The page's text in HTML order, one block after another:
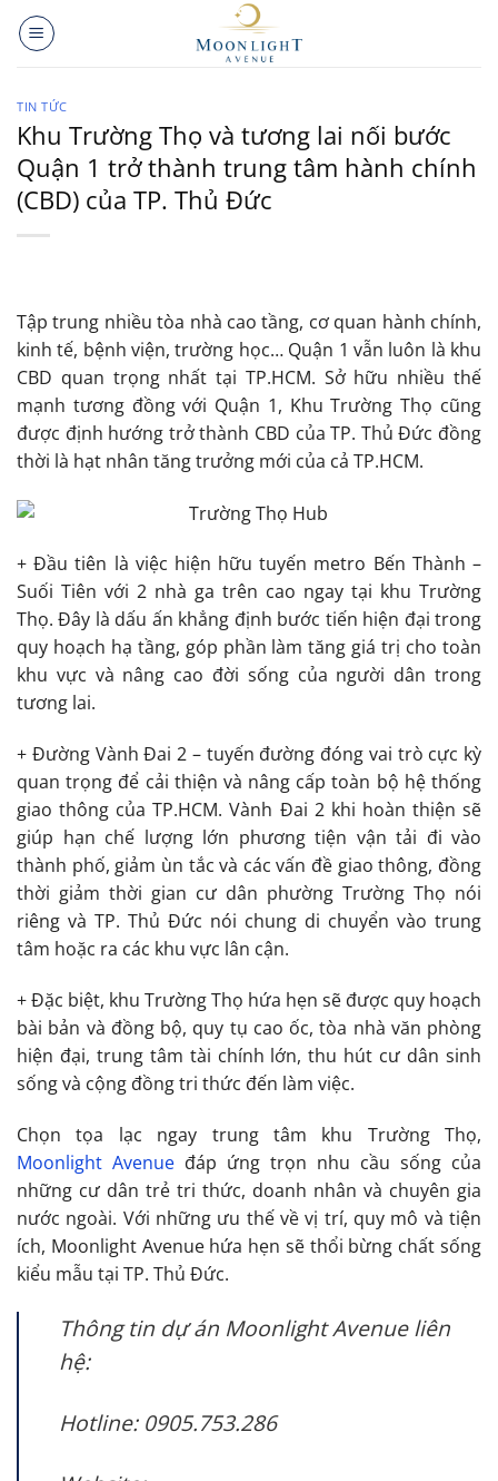
qua
TIN TỨC
Khu Trường Thọ và tương lai nối bước
Quận 1 trở thành trung tâm hành chính
(CBD) của TP. Thủ Đức
Tập trung nhiều tòa nhà cao tầng, cơ quan hành chính,
kinh tế, bệnh viện, trường học… Quận 1 vẫn luôn là khu
CBD quan trọng nhất tại TP.HCM. Sở hữu nhiều thế
mạnh tương đồng với Quận 1, Khu Trường Thọ cũng
được định hướng trở thành CBD của TP. Thủ Đức đồng
thời là hạt nhân tăng trưởng mới của cả TP.HCM.
+ Đầu tiên là việc hiện hữu tuyến metro Bến Thành –
Suối Tiên với 2 nhà ga trên cao ngay tại khu Trường
Thọ. Đây là dấu ấn khẳng định bước tiến hiện đại trong
quy hoạch hạ tầng, góp phần làm tăng giá trị cho toàn
khu vực và nâng cao đời sống của người dân trong
tương lai.
+ Đường Vành Đai 2 – tuyến đường đóng vai trò cực kỳ
quan trọng để cải thiện và nâng cấp toàn bộ hệ thống
giao thông của TP.HCM. Vành Đai 2 khi hoàn thiện sẽ
giúp hạn chế lượng lớn phương tiện vận tải đi vào
thành phố, giảm ùn tắc và các vấn đề giao thông, đồng
thời giảm thời gian cư dân phường Trường Thọ nói
riêng và TP. Thủ Đức nói chung di chuyển vào trung
tâm hoặc ra các khu vực lân cận.
+ Đặc biệt, khu Trường Thọ hứa hẹn sẽ được quy hoạch
bài bản và đồng bộ, quy tụ cao ốc, tòa nhà văn phòng
hiện đại, trung tâm tài chính lớn, thu hút cư dân sinh
sống và cộng đồng tri thức đến làm việc.
Chọn tọa lạc ngay trung tâm khu Trường Thọ,
Moonlight Avenue đáp ứng trọn nhu cầu sống của
những cư dân trẻ tri thức, doanh nhân và chuyên gia
nước ngoài. Với những ưu thế về vị trí, quy mô và tiện
ích, Moonlight Avenue hứa hẹn sẽ thổi bừng chất sống
kiểu mẫu tại TP. Thủ Đức.
Thông tin dự án Moonlight Avenue liên
hệ:
Hotline: 0905.753.286